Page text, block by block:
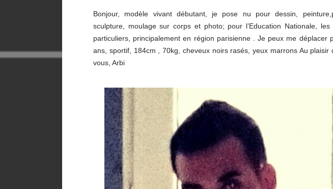
Bonjour, modèle vivant débutant, je pose nu pour dessin,
sculpture, moulage sur corps et photo; pour l’Education Nationale,
particuliers, principalement en région parisienne . Je peux me déplacer
ans, sportif, 184cm , 70kg, cheveux noirs rasés, yeux marrons Au
vous, Arbi